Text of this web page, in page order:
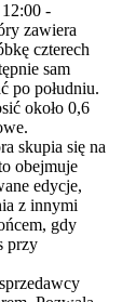
-
zawiera
czterech
sam
po południu.
około 0,6
skupia się na
obejmuje
edycje,
z innymi
gdy
przy